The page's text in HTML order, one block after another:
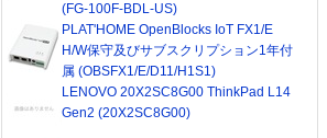
(FG-100F-BDL-US)
PLAT'HOME OpenBlocks IoT FX1/E
H/W保守及びサブスクリプション1年付
属 (OBSFX1/E/D11/H1S1)
LENOVO 20X2SC8G00 ThinkPad L14
Gen2 (20X2SC8G00)